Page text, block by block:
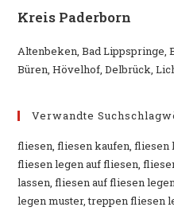
Kreis Paderborn
Altenbeken, Bad Lippspringe,
Büren, Hövelhof, Delbrück,
Verwandte
fliesen, fliesen kaufen, fliesen
fliesen legen auf fliesen,
lassen, fliesen auf fliesen
legen muster, treppen fliesen